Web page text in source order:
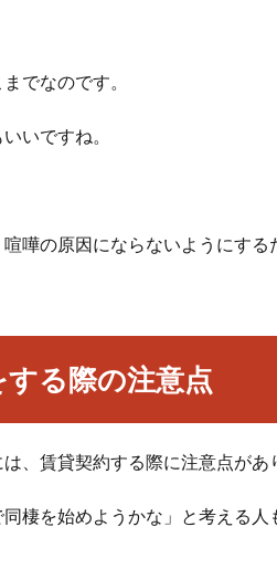
でなのです。
いですね。
嘩の原因にならないようにする
る際の注意点
、賃貸契約する際に注意点があ
棲を始めようかな」と考える人